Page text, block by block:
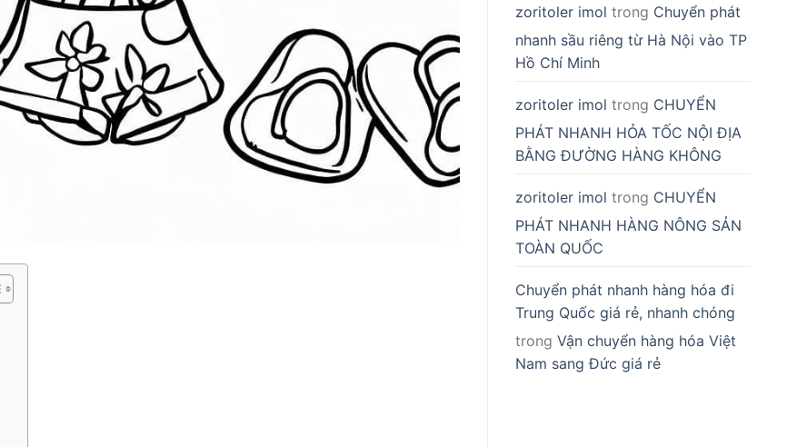
zoritoler imol trong Chuyển phát
nhanh sầu riêng từ Hà Nội vào TP
Hồ Chí Minh
zoritoler imol trong CHUYỂN
PHÁT NHANH HỎA TỐC NỘI ĐỊA
BẰNG ĐƯỜNG HÀNG KHÔNG
zoritoler imol trong CHUYỂN
PHÁT NHANH HÀNG NÔNG SẢN
TOÀN QUỐC
Chuyển phát nhanh hàng hóa đi
Trung Quốc giá rẻ, nhanh chóng
trong Vận chuyển hàng hóa Việt
Nam sang Đức giá rẻ